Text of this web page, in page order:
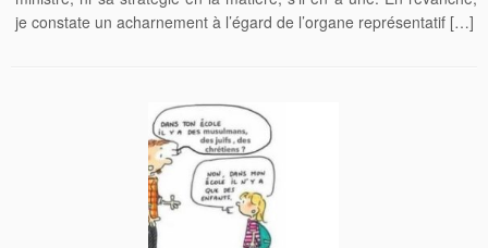
je constate un acharnement à l’égard de l’organe représentatif […]